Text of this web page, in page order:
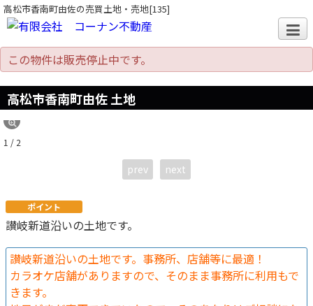
高松市香南町由佐の売買土地・売地[135]
この物件は販売停止中です。
高松市香南町由佐 土地
1 / 2
prev next
ポイント
讃岐新道沿いの土地です。
讃岐新道沿いの土地です。事務所、店舗等に最適！
カラオケ店舗がありますので、そのまま事務所に利用もで
きます。